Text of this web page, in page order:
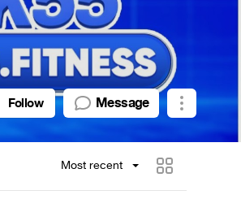
Follow Message
Most recent